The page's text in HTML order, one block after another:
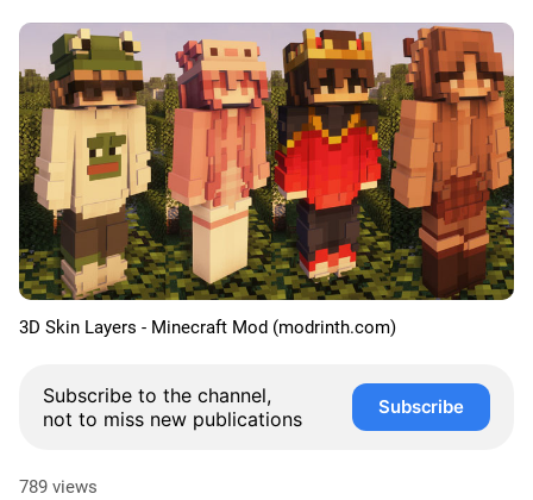
3D Skin Layers - Minecraft Mod (modrinth.com)
Subscribe to the channel,
not to miss new publications
Subscribe
789 views